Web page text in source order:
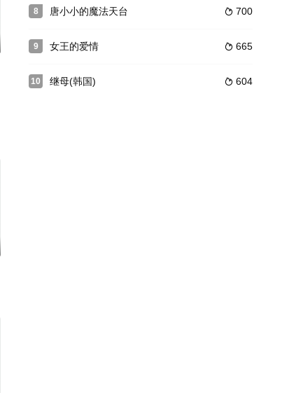
过多久，阿
动员穆然（陈熙明饰）整日颓废、滥交成瘾。在朋友绿子（张垚祎饰）
西部无声浪漫电影，由道格拉斯·费尔班克斯和诺亚·比瑞主演。这部定义
浩,时宇,金东宇,韩蔚
8  700
唐小小的魔法天台
9  665
女王的爱情
10  604
继母(韩国)